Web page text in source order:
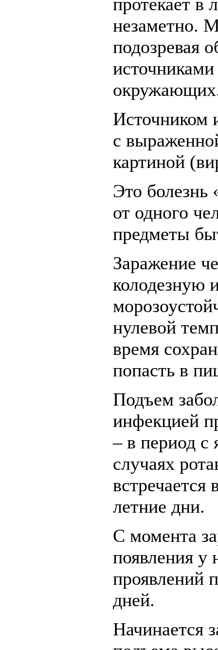
незаметно.
подозревая
Источником
с
картиной
Это болезнь
от одного
предметы
Заражение
колодезную
нулевой
время
попасть в
Подъем
инфекцией
– в период с
случаях
летние дни.
С момента
появления у
проявлений
дней.
Начинается